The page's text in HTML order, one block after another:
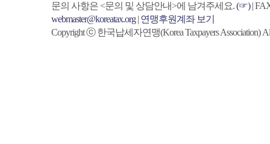
문의 사항은 <문의 및 상담안내>에 남겨주세요.(☞)|
webmaster@koreatax.org| 연맹후원계좌 보기
Copyright ⓒ 한국납세자연맹(Korea Taxpayers Association)